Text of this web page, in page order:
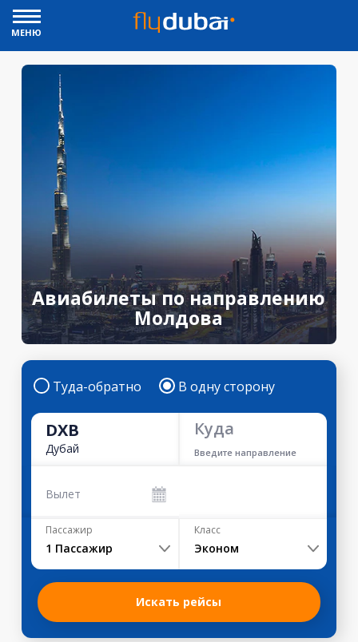
МЕНЮ
Авиабилеты по направлению
Молдова
Туда-обратно В одну сторону
DXB
Дубай
Куда
Введите направление
Вылет
Пассажир
1 Пассажир
Класс
Эконом
Искать рейсы